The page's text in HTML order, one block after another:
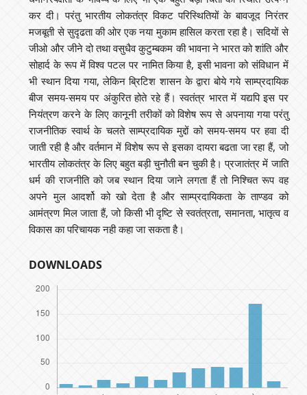
कर दी। परंतु भारतीय लोकतंत्र विकट परिस्थितियों के बावजूद निरंतर
मजबूती से सुदृढता की ओर एक नया मुकाम हासिल करता रहा है। सदियों से
जीओ और जीने दो तथा वसुधैव कुटुम्बकम की भावना ने भारत को शांति और
सोहार्द के रूप में विश्व पटल पर नामित किया है, इसी भावना को संविधान में
भी स्थान दिया गया, लेकिन ब्रिटिश शासन के द्वारा बोये गये साम्प्रदायिक
बीज समय-समय पर अंकुरित होते रहे हैं। स्वतंत्र भारत में यद्यपि इस पर
नियंत्रण करने के लिए कानूनी तरीकों को विशेष रूप से अपनाया गया परंतु
राजनीतिक स्वार्थ के चलते साम्प्रदायिक मुद्दों को समय-समय पर हवा दी
जाती रही है और वर्तमान में विशेष रूप से इसका दायरा बढता जा रहा हैं, जो
भारतीय लोकतंत्र के लिए बहुत बड़ी चुनौती बन चुकी है। प्रजातंत्र में जाति
धर्म की राजनीति को जब स्थान दिया जाने लगता हैं तो निश्चित रूप वह
अपने मुल आदर्शो को खो देता है और साम्प्रदायिकता के ताण्डव को
आमंत्रण मिल जाता हैं, जो किसी भी दृष्टि से स्वतंत्रता, समानता, भातृत्व व
विकास का परिचायक नही कहा जा सकता है।
DOWNLOADS